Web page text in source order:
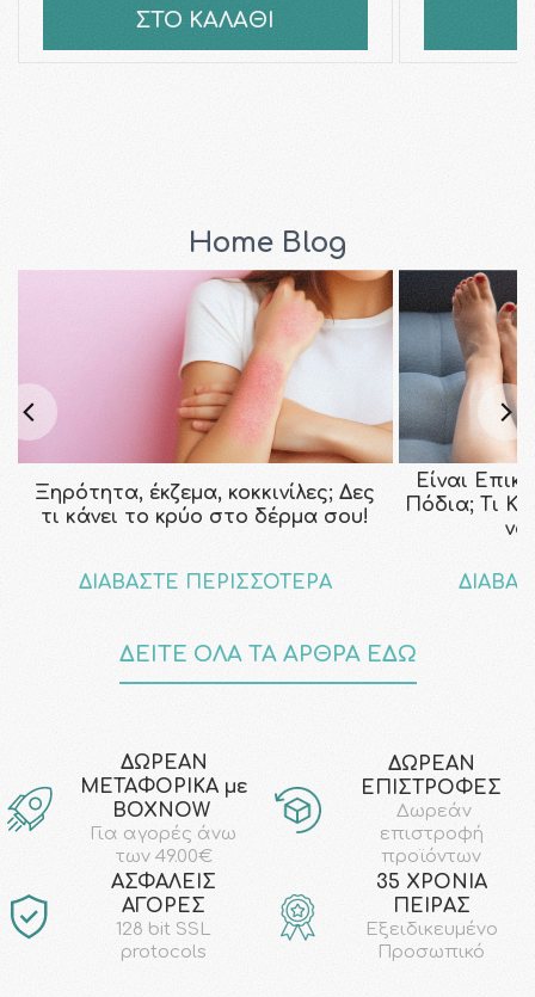
ΣΤΟ ΚΑΛΑΘΙ
Home Blog
Ξηρότητα, έκζεμα, κοκκινίλες; Δες
τι κάνει το κρύο στο δέρμα σου!
ΔΙΑΒΑΣΤΕ ΠΕΡΙΣΣΟΤΕΡΑ
Είναι
Πόδια; Τι
να
ΔΕΙΤΕ ΟΛΑ ΤΑ ΑΡΘΡΑ ΕΔΩ
ΔΩΡΕΑΝ
ΜΕΤΑΦΟΡΙΚΑ με
ΒΟΧΝΟW
Για αγορές άνω
των 49.00€
ΔΩΡΕΑΝ
ΕΠΙΣΤΡΟΦΕΣ
Δωρεάν
επιστροφή
προϊόντων
AΣΦΑΛΕΙΣ
ΑΓΟΡΕΣ
128 bit SSL
protocols
35 ΧΡΟΝΙΑ
ΠΕΙΡΑΣ
Εξειδικευμένο
Προσωπικό